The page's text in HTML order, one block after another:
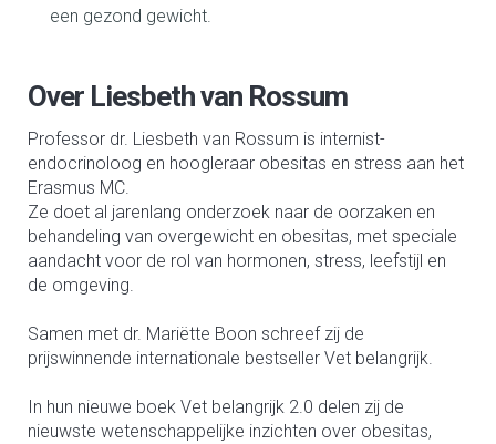
een gezond gewicht.
Over Liesbeth van Rossum
Professor dr. Liesbeth van Rossum is internist-
endocrinoloog en hoogleraar obesitas en stress aan het
Erasmus MC.
Ze doet al jarenlang onderzoek naar de oorzaken en
behandeling van overgewicht en obesitas, met speciale
aandacht voor de rol van hormonen, stress, leefstijl en
de omgeving.
Samen met dr. Mariëtte Boon schreef zij de
prijswinnende internationale bestseller Vet belangrijk.
In hun nieuwe boek Vet belangrijk 2.0 delen zij de
nieuwste wetenschappelijke inzichten over obesitas,